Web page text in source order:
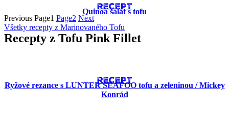
RECEPT
Quinoa šalát s tofu
Previous Page1 Page2 Next
Všetky recepty z Marinovaného Tofu
Recepty z Tofu Pink Fillet
RECEPT
Ryžové rezance s LUNTER SEAFOO tofu a zeleninou / Mickey
Konrád